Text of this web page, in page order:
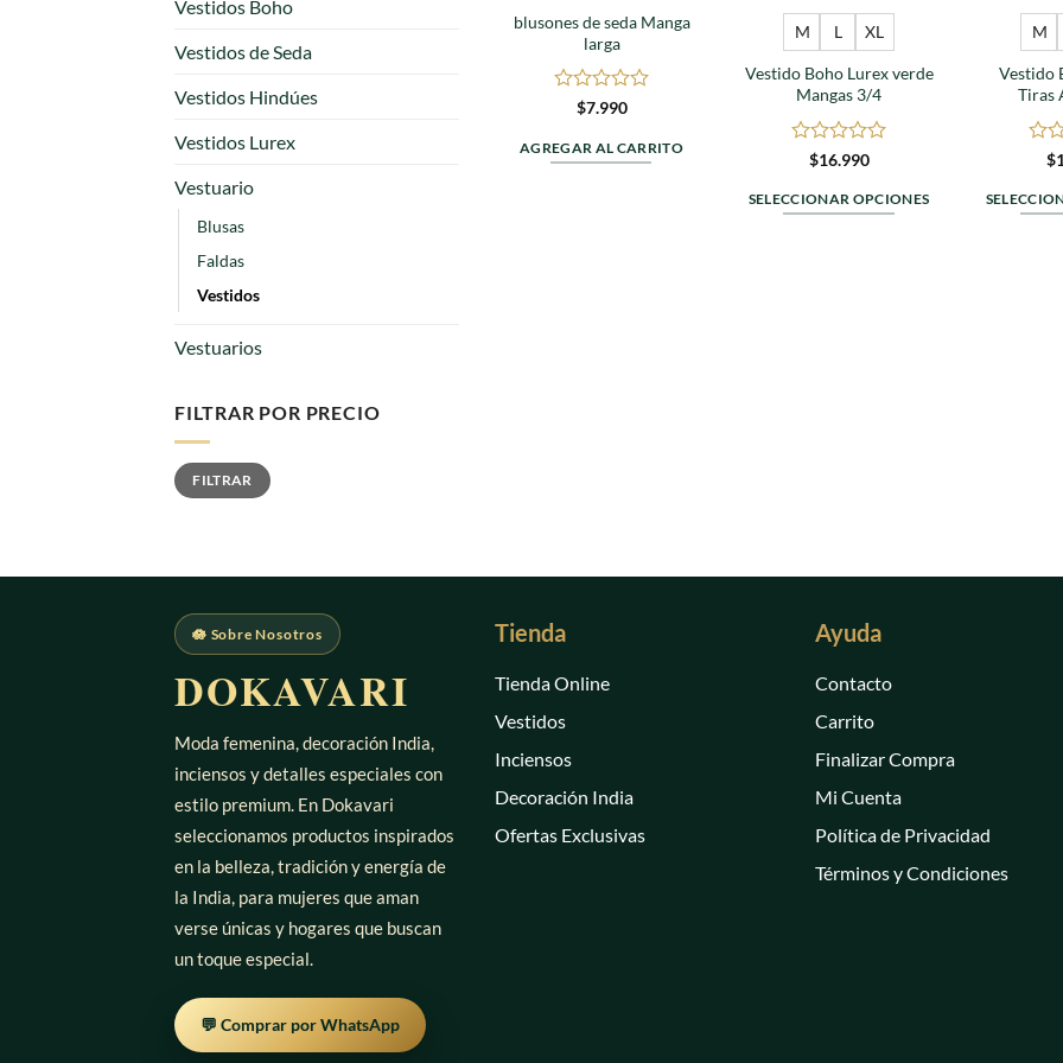
Vestidos Boho
Vestidos de Seda
Vestidos Hindúes
Vestidos Lurex
Vestuario
Blusas
Faldas
Vestidos
Vestuarios
FILTRAR POR PRECIO
Precio
mínimo
Precio
máximo
FILTRAR
en
la
página
de
página
de
blusones de seda Manga
larga
Valorado
0
de
$7.990
AGREGAR AL CARRITO
M L XL
Vestido Boho Lurex verde
Mangas 3/4
Valorado
0
de
$16.990
SELECCIONAR OPCIONES
de
M
Vestido
Tiras
0
de
$
🪷 Sobre Nosotros
DOKAVARI
Moda femenina, decoración India,
inciensos y detalles especiales con
estilo premium. En Dokavari
seleccionamos productos inspirados
en la belleza, tradición y energía de
la India, para mujeres que aman
verse únicas y hogares que buscan
un toque especial.
💬 Comprar por WhatsApp
Tienda
Tienda Online
Vestidos
Inciensos
Decoración India
Ofertas Exclusivas
Ayuda
Contacto
Carrito
Finalizar Compra
Mi Cuenta
Política de Privacidad
Términos y Condiciones